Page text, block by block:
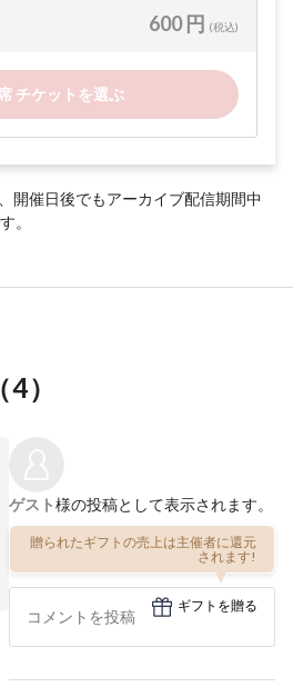
600 円 (税込)
チケットを選ぶ
開催日後でもアーカイブ配信期間中
。
4）
ゲスト様の投稿として表示されます。
贈られたギフトの売上は主催者に還元
されます!
ギフトを贈る